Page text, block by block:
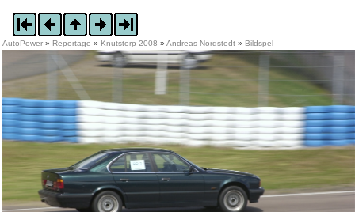
AutoPower » Reportage » Knutstorp 2008 »Andreas Nordstedt » Bildspel